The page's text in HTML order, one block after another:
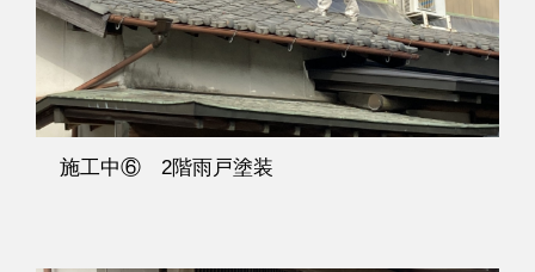
施工中⑥ 2階雨戸塗装